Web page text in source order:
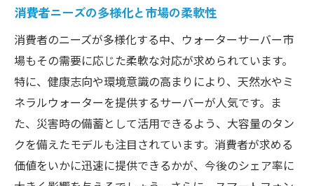
浄水技術の進化がもたらす安心感
デジタル機能とユーザー体験の向上
省エネ性能がもたらす長期的な利点
消費者ニーズの多様化と市場の柔軟性
消費者のニーズが多様化する中、ウォーターサーバー市
場もその需要に応じた柔軟な対応が求められています。
特に、健康志向や環境意識の高まりにより、天然水やミ
ネラルウォーターを提供するサーバーが人気です。ま
た、災害時の備蓄として活用できるよう、大容量のタン
クを備えたモデルも注目されています。消費者が求める
価値をいかに迅速に提供できるかが、今後のシェア率に